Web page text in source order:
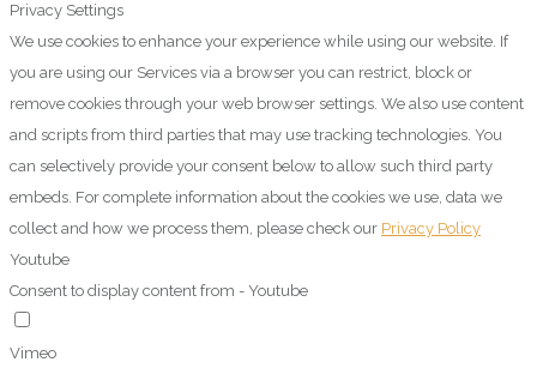
Privacy Settings
We use cookies to enhance your experience while using our website. If
you are using our Services via a browser you can restrict, block or
remove cookies through your web browser settings. We also use content
and scripts from third parties that may use tracking technologies. You
can selectively provide your consent below to allow such third party
embeds. For complete information about the cookies we use, data we
collect and how we process them, please check our Privacy Policy
Youtube
Consent to display content from - Youtube
Vimeo